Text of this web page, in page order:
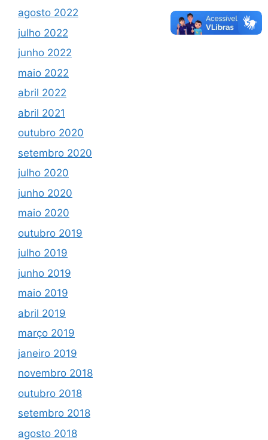
agosto 2022
julho 2022
junho 2022
maio 2022
abril 2022
abril 2021
outubro 2020
setembro 2020
julho 2020
junho 2020
maio 2020
outubro 2019
julho 2019
junho 2019
maio 2019
abril 2019
março 2019
janeiro 2019
novembro 2018
outubro 2018
setembro 2018
agosto 2018